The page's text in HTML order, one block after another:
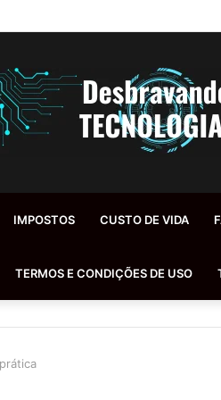
Inflamadas: Diagnóstico,
IMPOSTOS CUSTO DE VIDA
TERMOS E CONDIÇÕES DE USO